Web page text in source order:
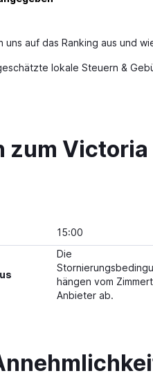
uns auf das Ranking aus und
lokale Steuern &
zum Victoria
15:00
Die
hängen vom
Anbieter ab.